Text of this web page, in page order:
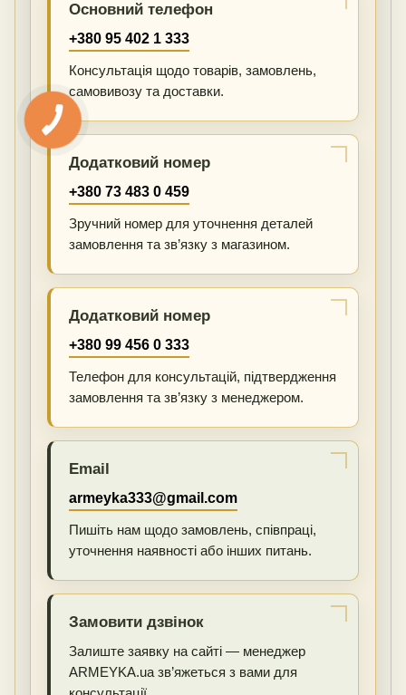
Основний телефон
+380 95 402 1 333
Консультація щодо товарів, замовлень,
самовивозу та доставки.
Додатковий номер
+380 73 483 0 459
Зручний номер для уточнення деталей
замовлення та зв’язку з магазином.
Додатковий номер
+380 99 456 0 333
Телефон для консультацій, підтвердження
замовлення та зв’язку з менеджером.
Email
armeyka333@gmail.com
Пишіть нам щодо замовлень, співпраці,
уточнення наявності або інших питань.
Замовити дзвінок
Залиште заявку на сайті — менеджер
ARMEYKA.ua зв’яжеться з вами для